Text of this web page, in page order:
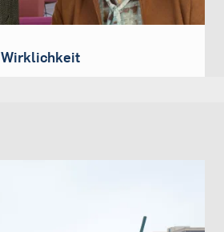
Wirklichkeit